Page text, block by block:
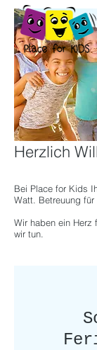
Herzlich
Bei Place for Kids
Watt. Betreuung für
Wir haben ein Herz
wir tun.